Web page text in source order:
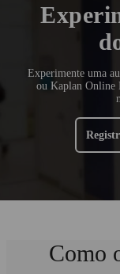
Experimente uma
ou Kaplan Online
Como